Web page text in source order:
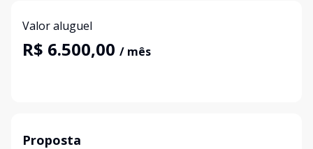
Valor aluguel
R$ 6.500,00 / mês
Proposta